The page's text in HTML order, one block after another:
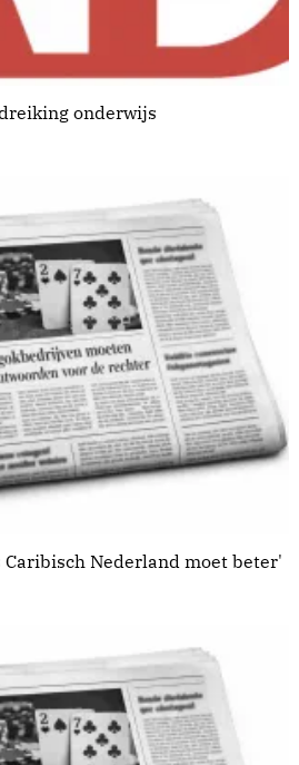
onderwijs
Nederland moet beter'